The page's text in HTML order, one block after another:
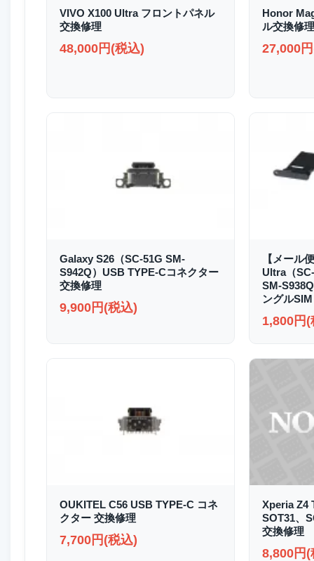
VIVO X100 Ultra フロントパネル
交換修理
48,000円(税込)
Honor
ル交換修
27,000
Galaxy S26（SC-51G SM-
S942Q）USB TYPE-Cコネクター
交換修理
9,900円(税込)
【メール
Ultra（
SM-
ングル
1,800円(
OUKITEL C56 USB TYPE-C コネ
クター 交換修理
7,700円(税込)
Xperia Z4
SOT31、
交換修理
8,800円(